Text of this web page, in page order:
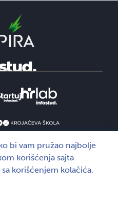
bi vam pružao najbolje
korišćenja sajta
korišćenjem kolačića.